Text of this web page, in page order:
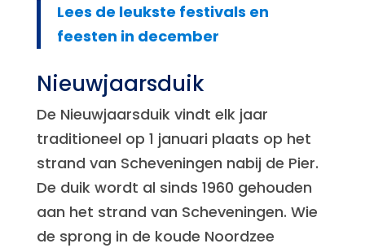
Lees de leukste festivals en
feesten in december
Nieuwjaarsduik
De Nieuwjaarsduik vindt elk jaar
traditioneel op 1 januari plaats op het
strand van Scheveningen nabij de Pier.
De duik wordt al sinds 1960 gehouden
aan het strand van Scheveningen. Wie
de sprong in de koude Noordzee